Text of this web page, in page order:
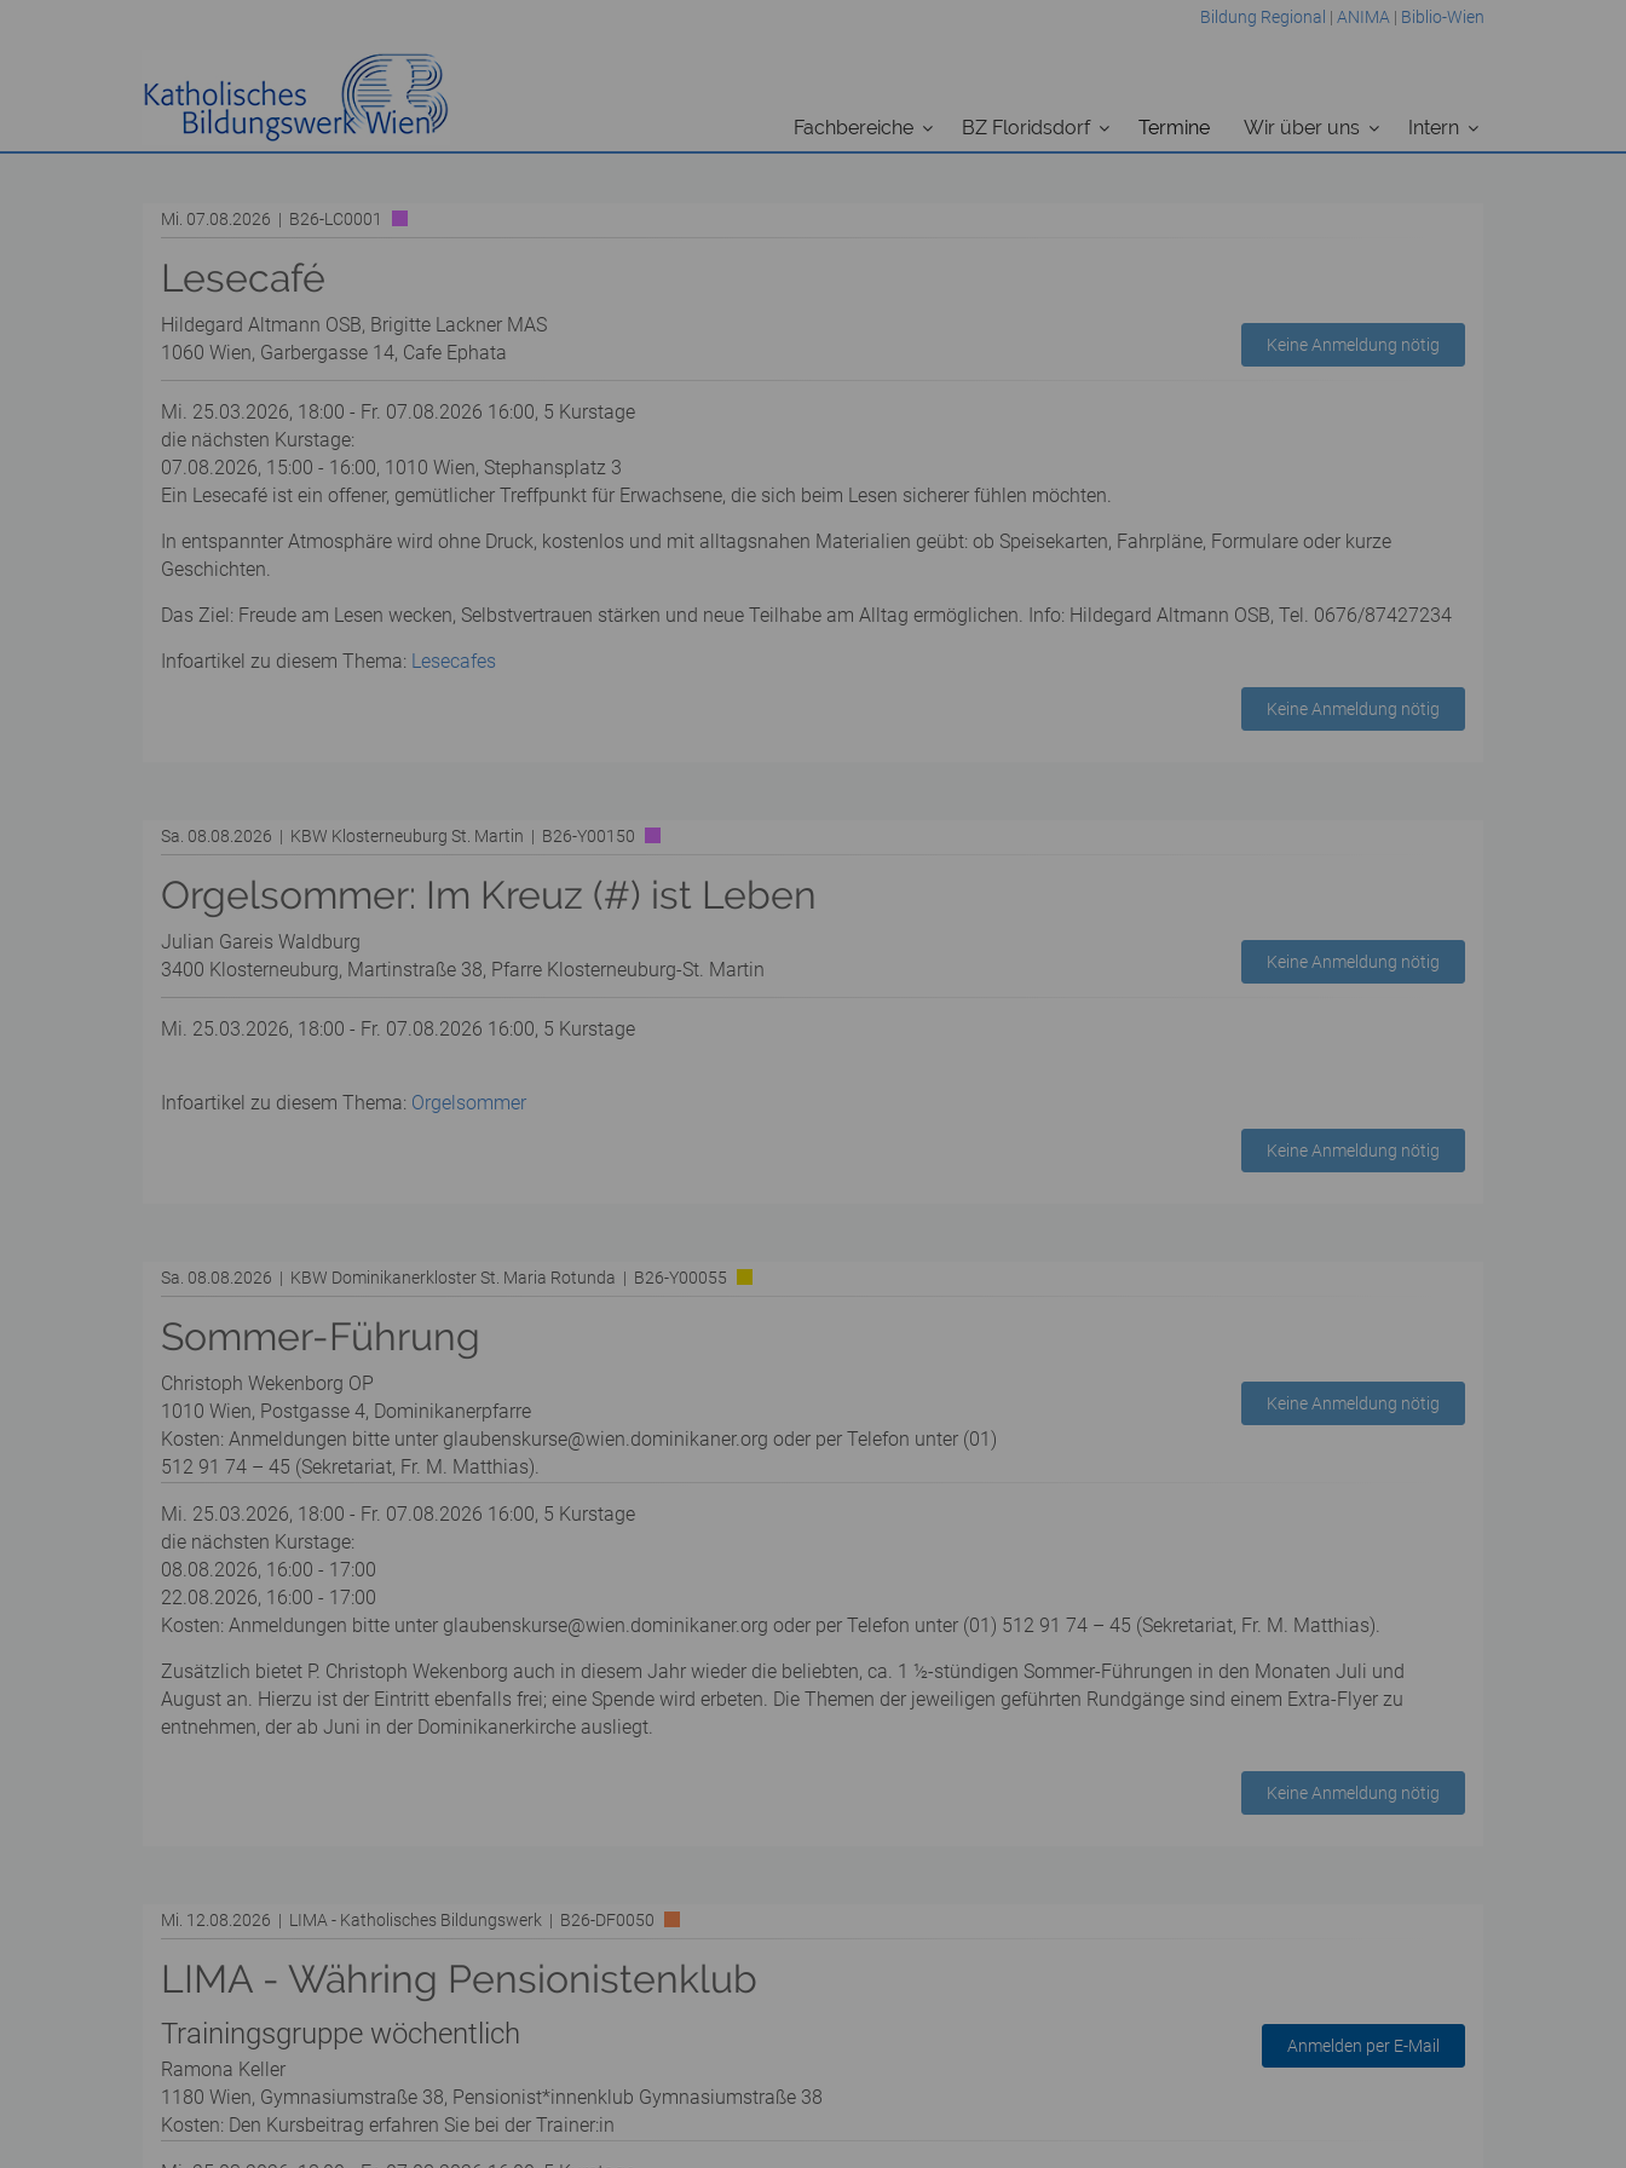
Bildung Regional | ANIMA | Biblio-Wien
Fachbereiche BZ Floridsdorf Termine Wir über uns Intern
Mi. 07.08.2026 | B26-LC0001
Lesecafé
Hildegard Altmann OSB, Brigitte Lackner MAS
1060 Wien, Garbergasse 14, Cafe Ephata
Keine Anmeldung nötig
Mi. 25.03.2026, 18:00 - Fr. 07.08.2026 16:00, 5 Kurstage
die nächsten Kurstage:
07.08.2026, 15:00 - 16:00, 1010 Wien, Stephansplatz 3
Ein Lesecafé ist ein offener, gemütlicher Treffpunkt für Erwachsene, die sich beim Lesen sicherer fühlen möchten.
In entspannter Atmosphäre wird ohne Druck, kostenlos und mit alltagsnahen Materialien geübt: ob Speisekarten, Fahrpläne, Formulare oder kurze
Geschichten.
Das Ziel: Freude am Lesen wecken, Selbstvertrauen stärken und neue Teilhabe am Alltag ermöglichen. Info: Hildegard Altmann OSB, Tel. 0676/87427234
Infoartikel zu diesem Thema: Lesecafes
Keine Anmeldung nötig
Sa. 08.08.2026 | KBW Klosterneuburg St. Martin | B26-Y00150
Orgelsommer: Im Kreuz (#) ist Leben
Julian Gareis Waldburg
3400 Klosterneuburg, Martinstraße 38, Pfarre Klosterneuburg-St. Martin
Keine Anmeldung nötig
Mi. 25.03.2026, 18:00 - Fr. 07.08.2026 16:00, 5 Kurstage
Infoartikel zu diesem Thema: Orgelsommer
Keine Anmeldung nötig
Sa. 08.08.2026 | KBW Dominikanerkloster St. Maria Rotunda | B26-Y00055
Sommer-Führung
Christoph Wekenborg OP
1010 Wien, Postgasse 4, Dominikanerpfarre
Kosten: Anmeldungen bitte unter glaubenskurse@wien.dominikaner.org oder per Telefon unter (01)
512 91 74 – 45 (Sekretariat, Fr. M. Matthias).
Keine Anmeldung nötig
Mi. 25.03.2026, 18:00 - Fr. 07.08.2026 16:00, 5 Kurstage
die nächsten Kurstage:
08.08.2026, 16:00 - 17:00
22.08.2026, 16:00 - 17:00
Kosten: Anmeldungen bitte unter glaubenskurse@wien.dominikaner.org oder per Telefon unter (01) 512 91 74 – 45 (Sekretariat, Fr. M. Matthias).
Zusätzlich bietet P. Christoph Wekenborg auch in diesem Jahr wieder die beliebten, ca. 1 ½-stündigen Sommer-Führungen in den Monaten Juli und
August an. Hierzu ist der Eintritt ebenfalls frei; eine Spende wird erbeten. Die Themen der jeweiligen geführten Rundgänge sind einem Extra-Flyer zu
entnehmen, der ab Juni in der Dominikanerkirche ausliegt.
Keine Anmeldung nötig
Mi. 12.08.2026 | LIMA - Katholisches Bildungswerk | B26-DF0050
LIMA - Währing Pensionistenklub
Trainingsgruppe wöchentlich
Ramona Keller
1180 Wien, Gymnasiumstraße 38, Pensionist*innenklub Gymnasiumstraße 38
Kosten: Den Kursbeitrag erfahren Sie bei der Trainer:in
Anmelden per E-Mail